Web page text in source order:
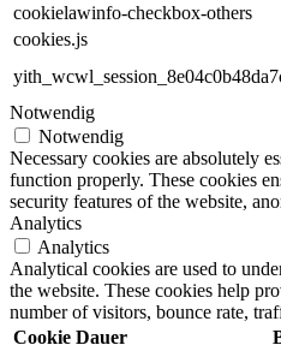
cookielawinfo-checkbox-others
cookies.js
Notwendig
Notwendig
Necessary cookies are absolutely
function properly. These cookies
security features of the website,
Analytics
Analytics
Analytical cookies are used to
the website. These cookies help
number of visitors, bounce rate,
Cookie Dauer